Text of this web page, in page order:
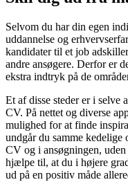
Selvom du har din egen
uddannelse og
kandidater til et job
andre ansøgere. Derfor er
ekstra indtryk på de
Et af disse steder er i selve
CV. På nettet og diverse
mulighed for at finde
undgår du samme kedelige
CV og i ansøgningen,
hjælpe til, at du i højere
ud på en positiv måde